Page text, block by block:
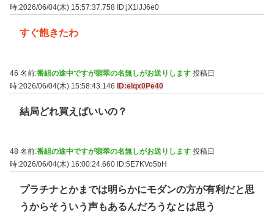
時:2026/06/04(木) 15:57:37.758 ID:jX1lJJ6e0
すぐ飽きたわ
46 名前:番組の途中ですが翡翠の名無しがお送りします 投稿日
時:2026/06/04(木) 15:58:43.146 ID:elqx0Pe40
結局どれ買えばいいの？
48 名前:番組の途中ですが翡翠の名無しがお送りします 投稿日
時:2026/06/04(木) 16:00:24.660 ID:5E7KVo5bH
プラチナとかまでは明らかにモダンの方が有利だと思
うからそういう声もあるんだろうなとは思う